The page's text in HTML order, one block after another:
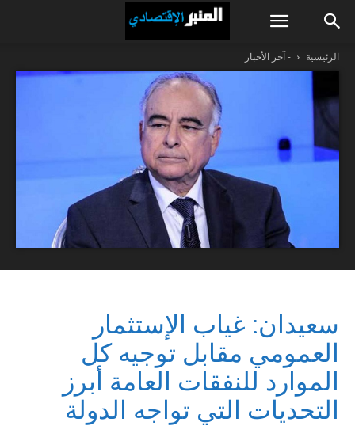
الرئيسية - آخر الأخبار
سعيدان: غياب الإستثمار
العمومي مقابل توجيه كل
الموارد للنفقات العامة أبرز
التحديات التي تواجه الدولة